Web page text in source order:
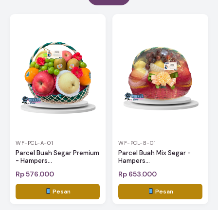
WF-PCL-A-01
Parcel Buah Segar Premium
- Hampers...
Rp 576.000
Pesan
WF-PCL-B-01
Parcel Buah Mix Segar -
Hampers...
Rp 653.000
Pesan